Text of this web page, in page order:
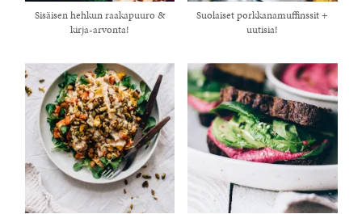
Sisäisen hehkun raakapuuro &
kirja-arvonta!
Suolaiset porkkanamuffinssit +
uutisia!